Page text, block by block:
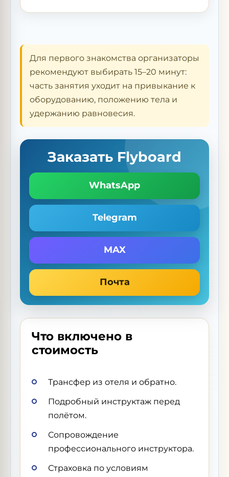
Для первого знакомства организаторы
рекомендуют выбирать 15–20 минут:
часть занятия уходит на привыкание к
оборудованию, положению тела и
удержанию равновесия.
Заказать Flyboard
WhatsApp
Telegram
MAX
Почта
Что включено в
стоимость
Трансфер из отеля и обратно.
Подробный инструктаж перед
полётом.
Сопровождение
профессионального инструктора.
Страховка по условиям